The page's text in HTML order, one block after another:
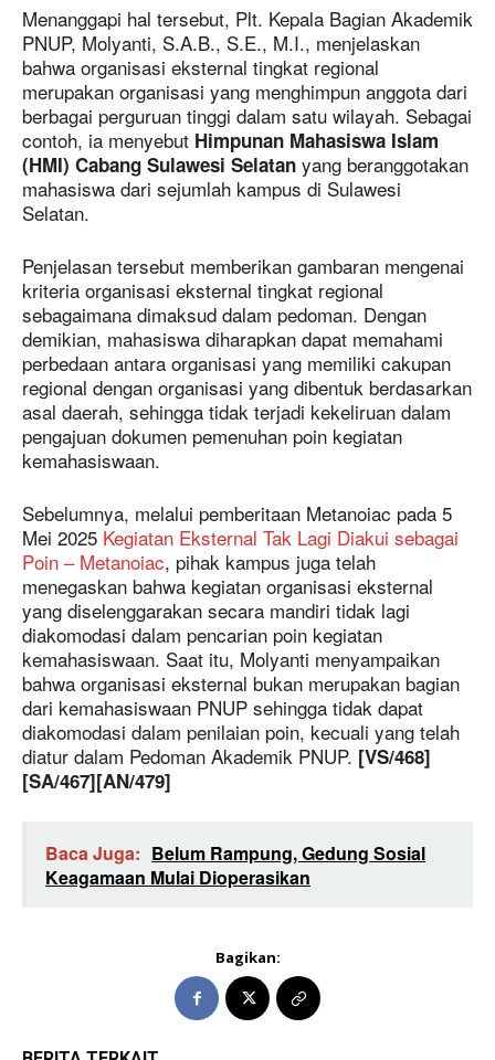
Menanggapi hal tersebut, Plt. Kepala Bagian Akademik
PNUP, Molyanti, S.A.B., S.E., M.I., menjelaskan
bahwa organisasi eksternal tingkat regional
merupakan organisasi yang menghimpun anggota dari
berbagai perguruan tinggi dalam satu wilayah. Sebagai
contoh, ia menyebut Himpunan Mahasiswa Islam
(HMI) Cabang Sulawesi Selatan yang beranggotakan
mahasiswa dari sejumlah kampus di Sulawesi
Selatan.
Penjelasan tersebut memberikan gambaran mengenai
kriteria organisasi eksternal tingkat regional
sebagaimana dimaksud dalam pedoman. Dengan
demikian, mahasiswa diharapkan dapat memahami
perbedaan antara organisasi yang memiliki cakupan
regional dengan organisasi yang dibentuk berdasarkan
asal daerah, sehingga tidak terjadi kekeliruan dalam
pengajuan dokumen pemenuhan poin kegiatan
kemahasiswaan.
Sebelumnya, melalui pemberitaan Metanoiac pada 5
Mei 2025 Kegiatan Eksternal Tak Lagi Diakui sebagai
Poin – Metanoiac, pihak kampus juga telah
menegaskan bahwa kegiatan organisasi eksternal
yang diselenggarakan secara mandiri tidak lagi
diakomodasi dalam pencarian poin kegiatan
kemahasiswaan. Saat itu, Molyanti menyampaikan
bahwa organisasi eksternal bukan merupakan bagian
dari kemahasiswaan PNUP sehingga tidak dapat
diakomodasi dalam penilaian poin, kecuali yang telah
diatur dalam Pedoman Akademik PNUP. [VS/468]
[SA/467][AN/479]
Baca Juga: Belum Rampung, Gedung Sosial
Keagamaan Mulai Dioperasikan
Bagikan: